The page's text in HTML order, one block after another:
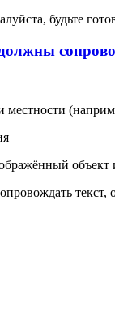
будьте
местности
объект
текст,